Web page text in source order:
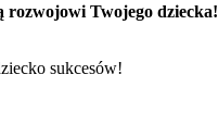
rozwojowi Twojego dziecka!
sukcesów!